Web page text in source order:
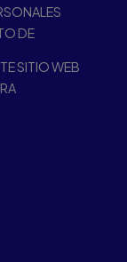
DE
SITIO WEB